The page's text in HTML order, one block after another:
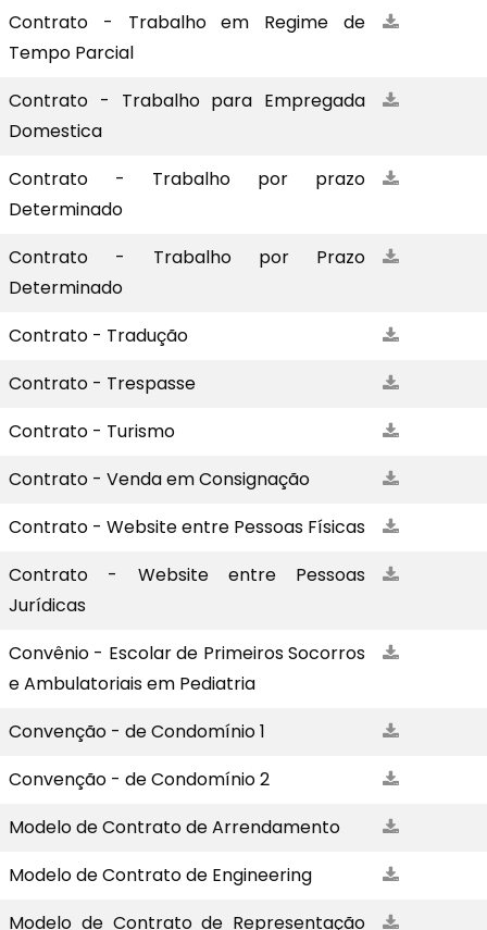
Contrato - Trabalho em Regime de
Tempo Parcial
Contrato - Trabalho para Empregada
Domestica
Contrato - Trabalho por prazo
Determinado
Contrato - Trabalho por Prazo
Determinado
Contrato - Tradução
Contrato - Trespasse
Contrato - Turismo
Contrato - Venda em Consignação
Contrato - Website entre Pessoas Físicas
Contrato - Website entre Pessoas
Jurídicas
Convênio - Escolar de Primeiros Socorros
e Ambulatoriais em Pediatria
Convenção - de Condomínio 1
Convenção - de Condomínio 2
Modelo de Contrato de Arrendamento
Modelo de Contrato de Engineering
Modelo de Contrato de Representação